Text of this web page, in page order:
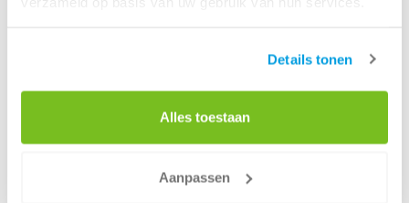
Details tonen
Alles toestaan
Aanpassen
Maaskade 23
(Bereikbaar tijdens kantooruren)